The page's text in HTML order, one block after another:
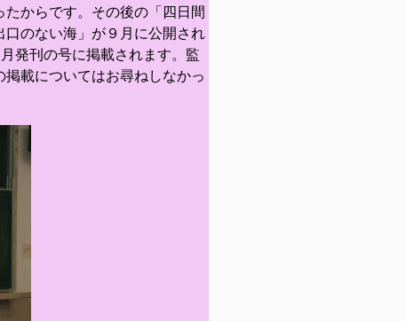
からです。その後の「四日間
のない海」が９月に公開され
発刊の号に掲載されます。監
載についてはお尋ねしなかっ